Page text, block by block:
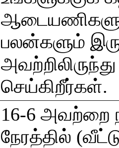
பலன்களும்
செய்கிறீர்கள்.
16-6
நேரத்தில்